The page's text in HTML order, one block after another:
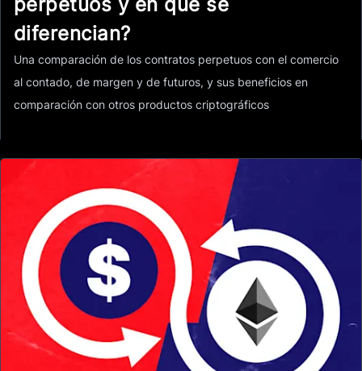
diferencian?
Una comparación de los contratos perpetuos con el comercio
al contado, de margen y de futuros, y sus beneficios en
comparación con otros productos criptográficos